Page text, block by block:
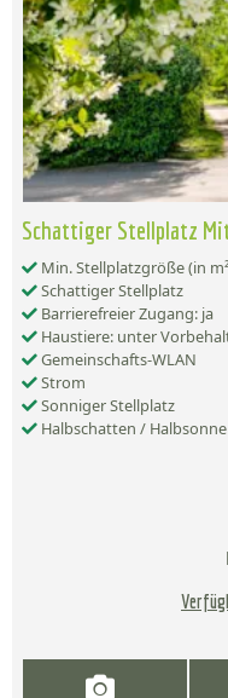
Schattiger Stellplatz
Min. Stellplatzgröße (in
Schattiger Stellplatz
Barrierefreier Zugang: ja
Haustiere: unter
Gemeinschafts-WLAN
Strom
Sonniger Stellplatz
Halbschatten / Halbsonne